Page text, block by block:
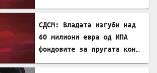
СДСМ: Владата изгуби над
60 милиони евра од ИПА
фондовите за пругата кон